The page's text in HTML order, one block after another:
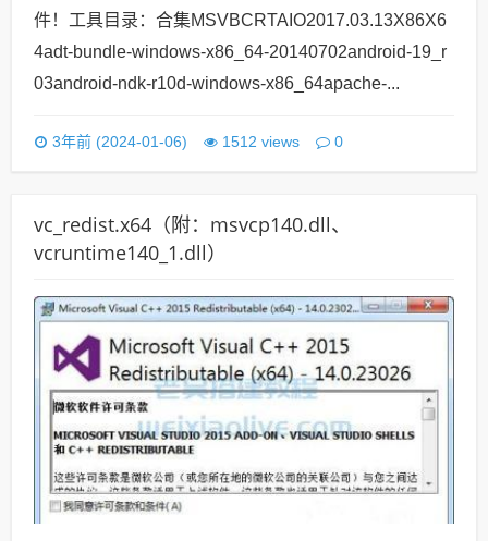
件！工具目录：合集MSVBCRTAIO2017.03.13X86X6
4adt-bundle-windows-x86_64-20140702android-19_r
03android-ndk-r10d-windows-x86_64apache-...
3年前 (2024-01-06) 1512 views 0
vc_redist.x64（附：msvcp140.dll、
vcruntime140_1.dll）